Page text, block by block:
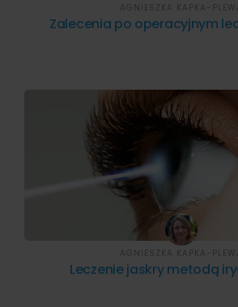
Zalecenia po operacyjnym
AGNIESZKA KAPKA-
Leczenie jaskry metodą
AGNIESZKA KAPKA-